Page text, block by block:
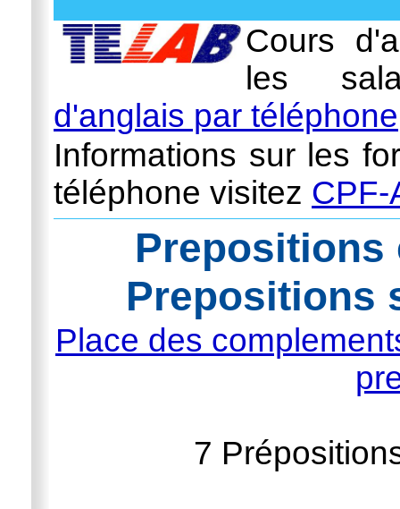
Cours
les
d'anglais par téléphone
Informations sur les
téléphone visitez CPF-
Prepositions
Place des
7